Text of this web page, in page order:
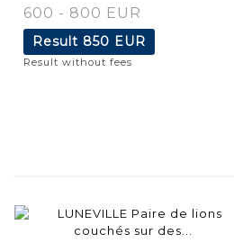
600 - 800 EUR
Result 850 EUR
Result without fees